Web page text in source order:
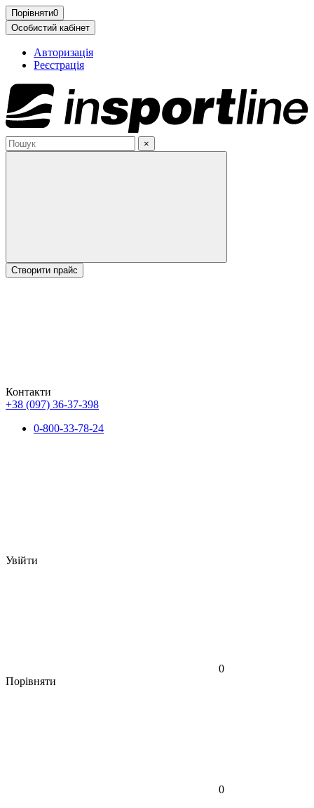
Порівняти0
Особистий кабінет
Авторизація
Реєстрація
×
Cтворити прайс
Контакти
+38 (097) 36-37-398
0-800-33-78-24
Увійти
0
Порівняти
0